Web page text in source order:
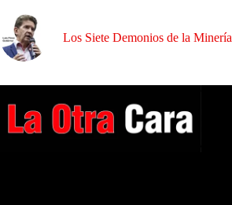
Los Siete Demonios de la Minería